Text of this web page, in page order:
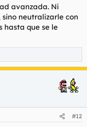
avanzada. Ni
neutralizarle con
hasta que se le
#12